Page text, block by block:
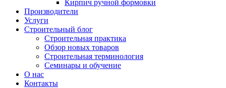
Кирпич ручной формовки
Производители
Услуги
Строительный блог
Строительная практика
Обзор новых товаров
Строительная терминология
Семинары и обучение
О нас
Контакты